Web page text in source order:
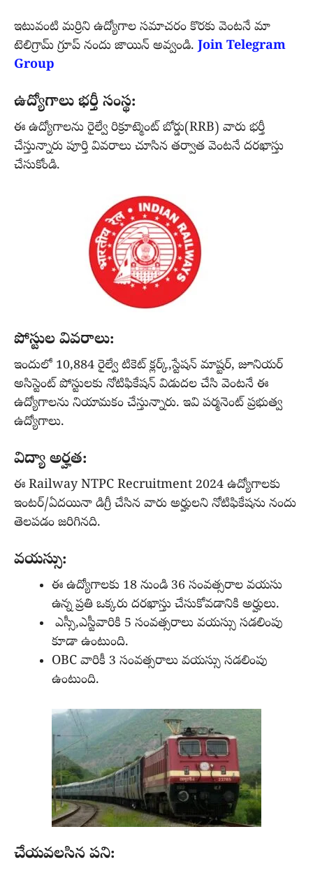
ఇటువంటి మర్రిని ఉద్యోగాల సమాచరం కొరకు వెంటనే మా
టెలిగ్రామ్ గ్రూప్ నందు జాయిన్ అవ్వండి. Join Telegram
Group
ఉద్యోగాలు భర్తీ సంస్థ:
ఈ ఉద్యోగాలను రైల్వే రిక్రూట్మెంట్ బోర్డు(RRB) వారు భర్తీ
చేస్తున్నారు పూర్తి వివరాలు చూసిన తర్వాత వెంటనే దరఖాస్తు
చేసుకోండి.
పోస్టుల వివరాలు:
ఇందులో 10,884 రైల్వే టికెట్ క్లర్క్,స్టేషన్ మాష్టర్, జూనియర్
అసిస్టెంట్ పోస్టులకు నోటిఫికేషన్ విడుదల చేసి వెంటనే ఈ
ఉద్యోగాలను నియామకం చేస్తున్నారు. ఇవి పర్మనెంట్ ప్రభుత్వ
ఉద్యోగాలు.
విద్యా అర్హత:
ఈ Railway NTPC Recruitment 2024 ఉద్యోగాలకు
ఇంటర్/ఏదయినా డిగ్రీ చేసిన వారు అర్హులని నోటిఫికేషను నందు
తెలపడం జరిగినది.
వయస్సు:
ఈ ఉద్యోగాలకు 18 నుండి 36 సంవత్సరాల వయసు
ఉన్న ప్రతి ఒక్కరు దరఖాస్తు చేసుకోవడానికి అర్హులు.
ఎస్సీ,ఎస్టీవారికి 5 సంవత్సరాలు వయస్సు సడలింపు
కూడా ఉంటుంది.
OBC వారికీ 3 సంవత్సరాలు వయస్సు సడలింపు
ఉంటుంది.
చేయవలసిన పని: